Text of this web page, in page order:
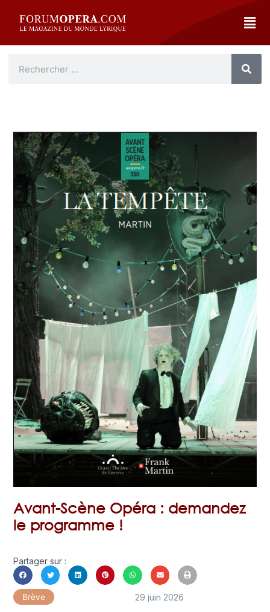
Avant-Scène Opéra : demandez
le programme !
Partager sur :
Brève 29 juin 2026